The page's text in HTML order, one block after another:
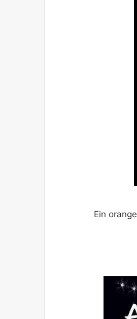
Ein